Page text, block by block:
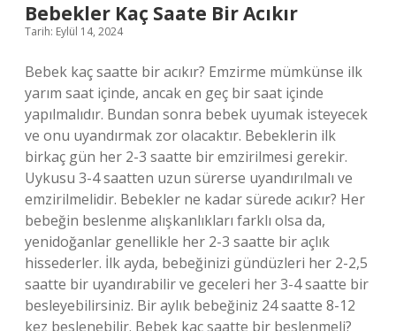
Bebekler Kaç Saate Bir Acıkır
Tarih: Eylül 14, 2024
Bebek kaç saatte bir acıkır? Emzirme mümkünse ilk
yarım saat içinde, ancak en geç bir saat içinde
yapılmalıdır. Bundan sonra bebek uyumak isteyecek
ve onu uyandırmak zor olacaktır. Bebeklerin ilk
birkaç gün her 2-3 saatte bir emzirilmesi gerekir.
Uykusu 3-4 saatten uzun sürerse uyandırılmalı ve
emzirilmelidir. Bebekler ne kadar sürede acıkır? Her
bebeğin beslenme alışkanlıkları farklı olsa da,
yenidoğanlar genellikle her 2-3 saatte bir açlık
hissederler. İlk ayda, bebeğinizi gündüzleri her 2-2,5
saatte bir uyandırabilir ve geceleri her 3-4 saatte bir
besleyebilirsiniz. Bir aylık bebeğiniz 24 saatte 8-12
kez beslenebilir. Bebek kaç saatte bir beslenmeli?